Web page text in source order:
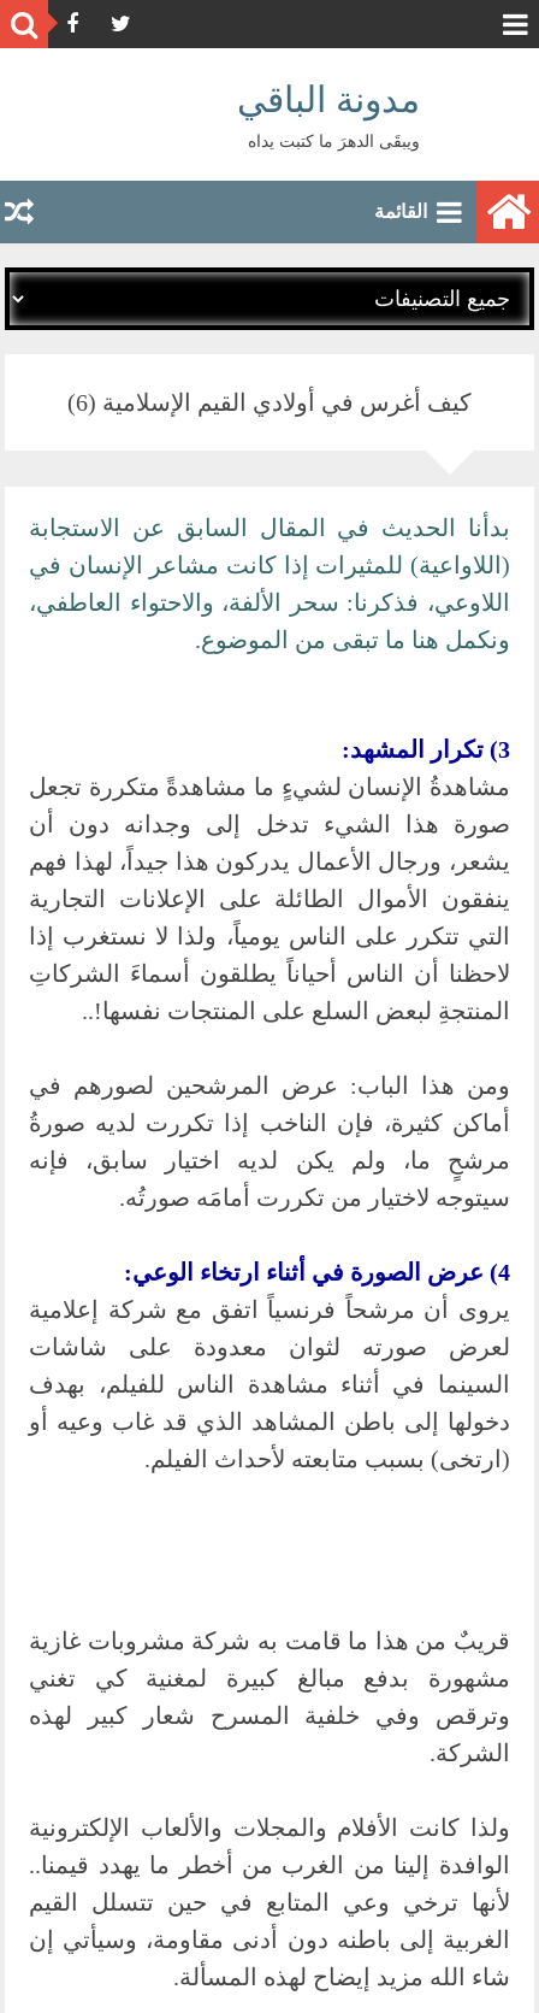
مدونة الباقي
ويبقَى الدهرَ ما كتبت يداه
القائمة
كيف أغرس في أولادي القيم الإسلامية (6)
بدأنا الحديث في المقال السابق عن الاستجابة
(اللاواعية) للمثيرات إذا كانت مشاعر الإنسان في
اللاوعي، فذكرنا: سحر الألفة، والاحتواء العاطفي،
ونكمل هنا ما تبقى من الموضوع.
3) تكرار المشهد:
مشاهدةُ الإنسان لشيءٍ ما مشاهدةً متكررة تجعل
صورة هذا الشيء تدخل إلى وجدانه دون أن
يشعر، ورجال الأعمال يدركون هذا جيداً، لهذا فهم
ينفقون الأموال الطائلة على الإعلانات التجارية
التي تتكرر على الناس يومياً، ولذا لا نستغرب إذا
لاحظنا أن الناس أحياناً يطلقون أسماءَ الشركاتِ
المنتجةِ لبعض السلع على المنتجات نفسها!..
ومن هذا الباب: عرض المرشحين لصورهم في
أماكن كثيرة، فإن الناخب إذا تكررت لديه صورةُ
مرشحٍ ما، ولم يكن لديه اختيار سابق، فإنه
سيتوجه لاختيار من تكررت أمامَه صورتُه.
4) عرض الصورة في أثناء ارتخاء الوعي:
يروى أن مرشحاً فرنسياً اتفق مع شركة إعلامية
لعرض صورته لثوان معدودة على شاشات
السينما في أثناء مشاهدة الناس للفيلم، بهدف
دخولها إلى باطن المشاهد الذي قد غاب وعيه أو
(ارتخى) بسبب متابعته لأحداث الفيلم.
قريبٌ من هذا ما قامت به شركة مشروبات غازية
مشهورة بدفع مبالغ كبيرة لمغنية كي تغني
وترقص وفي خلفية المسرح شعار كبير لهذه
الشركة.
ولذا كانت الأفلام والمجلات والألعاب الإلكترونية
الوافدة إلينا من الغرب من أخطر ما يهدد قيمنا..
لأنها ترخي وعي المتابع في حين تتسلل القيم
الغربية إلى باطنه دون أدنى مقاومة، وسيأتي إن
شاء الله مزيد إيضاح لهذه المسألة.